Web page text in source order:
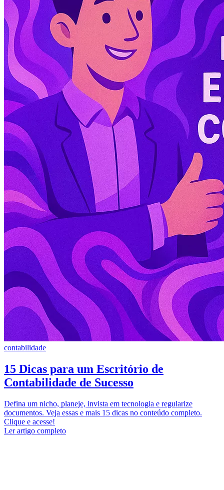
contabilidade
15 Dicas para um Escritório de
Contabilidade de Sucesso
Defina um nicho, planeje, invista em tecnologia e regularize
documentos. Veja essas e mais 15 dicas no conteúdo completo.
Clique e acesse!
Ler artigo completo